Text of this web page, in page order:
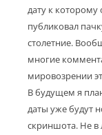
дату к которому
публиковал
столетние.
многие
мировозрении
В будущем я
даты уже будут
скриншота. Не в